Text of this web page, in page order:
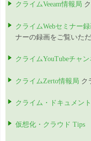
クライムVeeam情報局
クライムWebセミナー
ナーの録画をご覧いただ
クライムYouTubeチャ
クライムZerto情報局 ク
クライム・ドキュメン
仮想化・クラウド Tips